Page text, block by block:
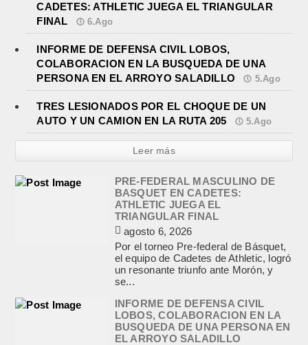
CADETES: ATHLETIC JUEGA EL TRIANGULAR
FINAL
6.Ago
INFORME DE DEFENSA CIVIL LOBOS,
COLABORACION EN LA BUSQUEDA DE UNA
PERSONA EN EL ARROYO SALADILLO
5.Ago
TRES LESIONADOS POR EL CHOQUE DE UN
AUTO Y UN CAMION EN LA RUTA 205
5.Ago
Leer más
PRE-FEDERAL MASCULINO DE
BASQUET EN CADETES:
ATHLETIC JUEGA EL
TRIANGULAR FINAL
agosto 6, 2026
Por el torneo Pre-federal de Básquet,
el equipo de Cadetes de Athletic, logró
un resonante triunfo ante Morón, y
se...
INFORME DE DEFENSA CIVIL
LOBOS, COLABORACION EN LA
BUSQUEDA DE UNA PERSONA EN
EL ARROYO SALADILLO